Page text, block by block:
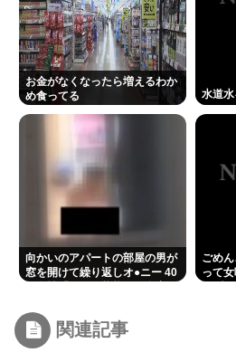
お金がなくなったら増えるわか
め食ってる
水道
向かいのアパートの部屋の男が
窓を開けて繰り返しオ●ニー 40
ごめ
って
関連記事